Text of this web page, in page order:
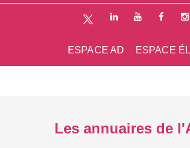
ESPACE
ESPACE AD
Les annuaires de